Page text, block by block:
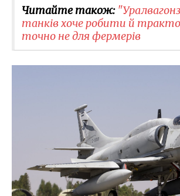
Читайте також:
танків хоче робити й
точно не для фермерів